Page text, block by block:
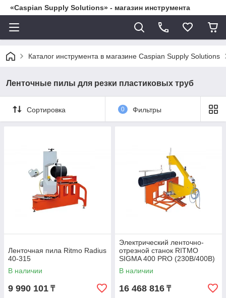
«Caspian Supply Solutions» - магазин инструмента
Каталог инструмента в магазине Caspian Supply Solutions
Ленточные пилы для резки пластиковых труб
Сортировка 0 Фильтры
Ленточная пила Ritmo Radius
40-315
В наличии
9 990 101 ₸
Электрический ленточно-
отрезной станок RITMO
SIGMA 400 PRO (230В/400В)
В наличии
16 468 816 ₸